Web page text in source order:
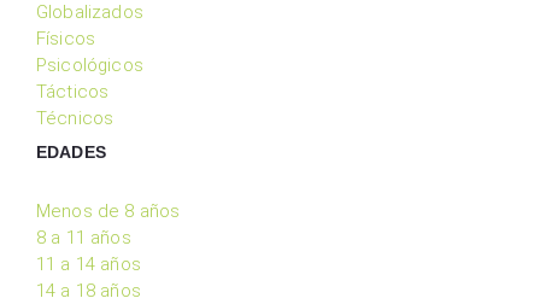
Globalizados
Físicos
Psicológicos
Tácticos
Técnicos
EDADES
Menos de 8 años
8 a 11 años
11 a 14 años
14 a 18 años